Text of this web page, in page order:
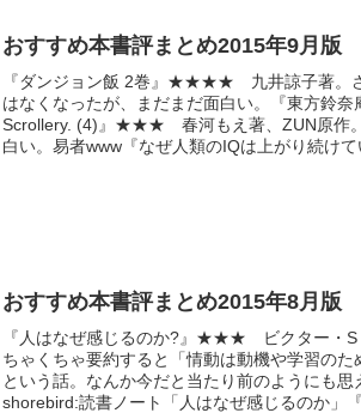
おすすめ本書評まとめ2015年9月版
『ダンジョン飯 2巻』★★★★ 九井諒子著。
はなくなったが、まだまだ面白い。『東方鈴奈
Scrollery. (4)』★★★ 春河もえ著、ZUN原作
白い。易者www『なぜ人類のIQは上がり続け
おすすめ本書評まとめ2015年8月版
『人はなぜ感じるのか?』★★★ ビクター・S
ちゃくちゃ要約すると「情動は動機や学習のた
という話。なんか今だと当たり前のようにも思
shorebird:読書ノート「人はなぜ感じるのか」